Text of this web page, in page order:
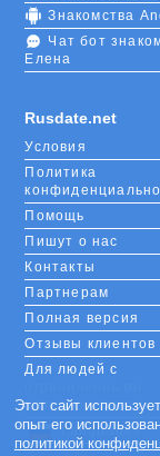
Rusdate.net
Условия
Политика
Помощь
Пишут о нас
Контакты
Партнерам
Полная версия
Отзывы клиентов
Для людей с
возможностями
Languages
Знакомства
Чат бот
Елена
Этот сайт
опыт его
политикой